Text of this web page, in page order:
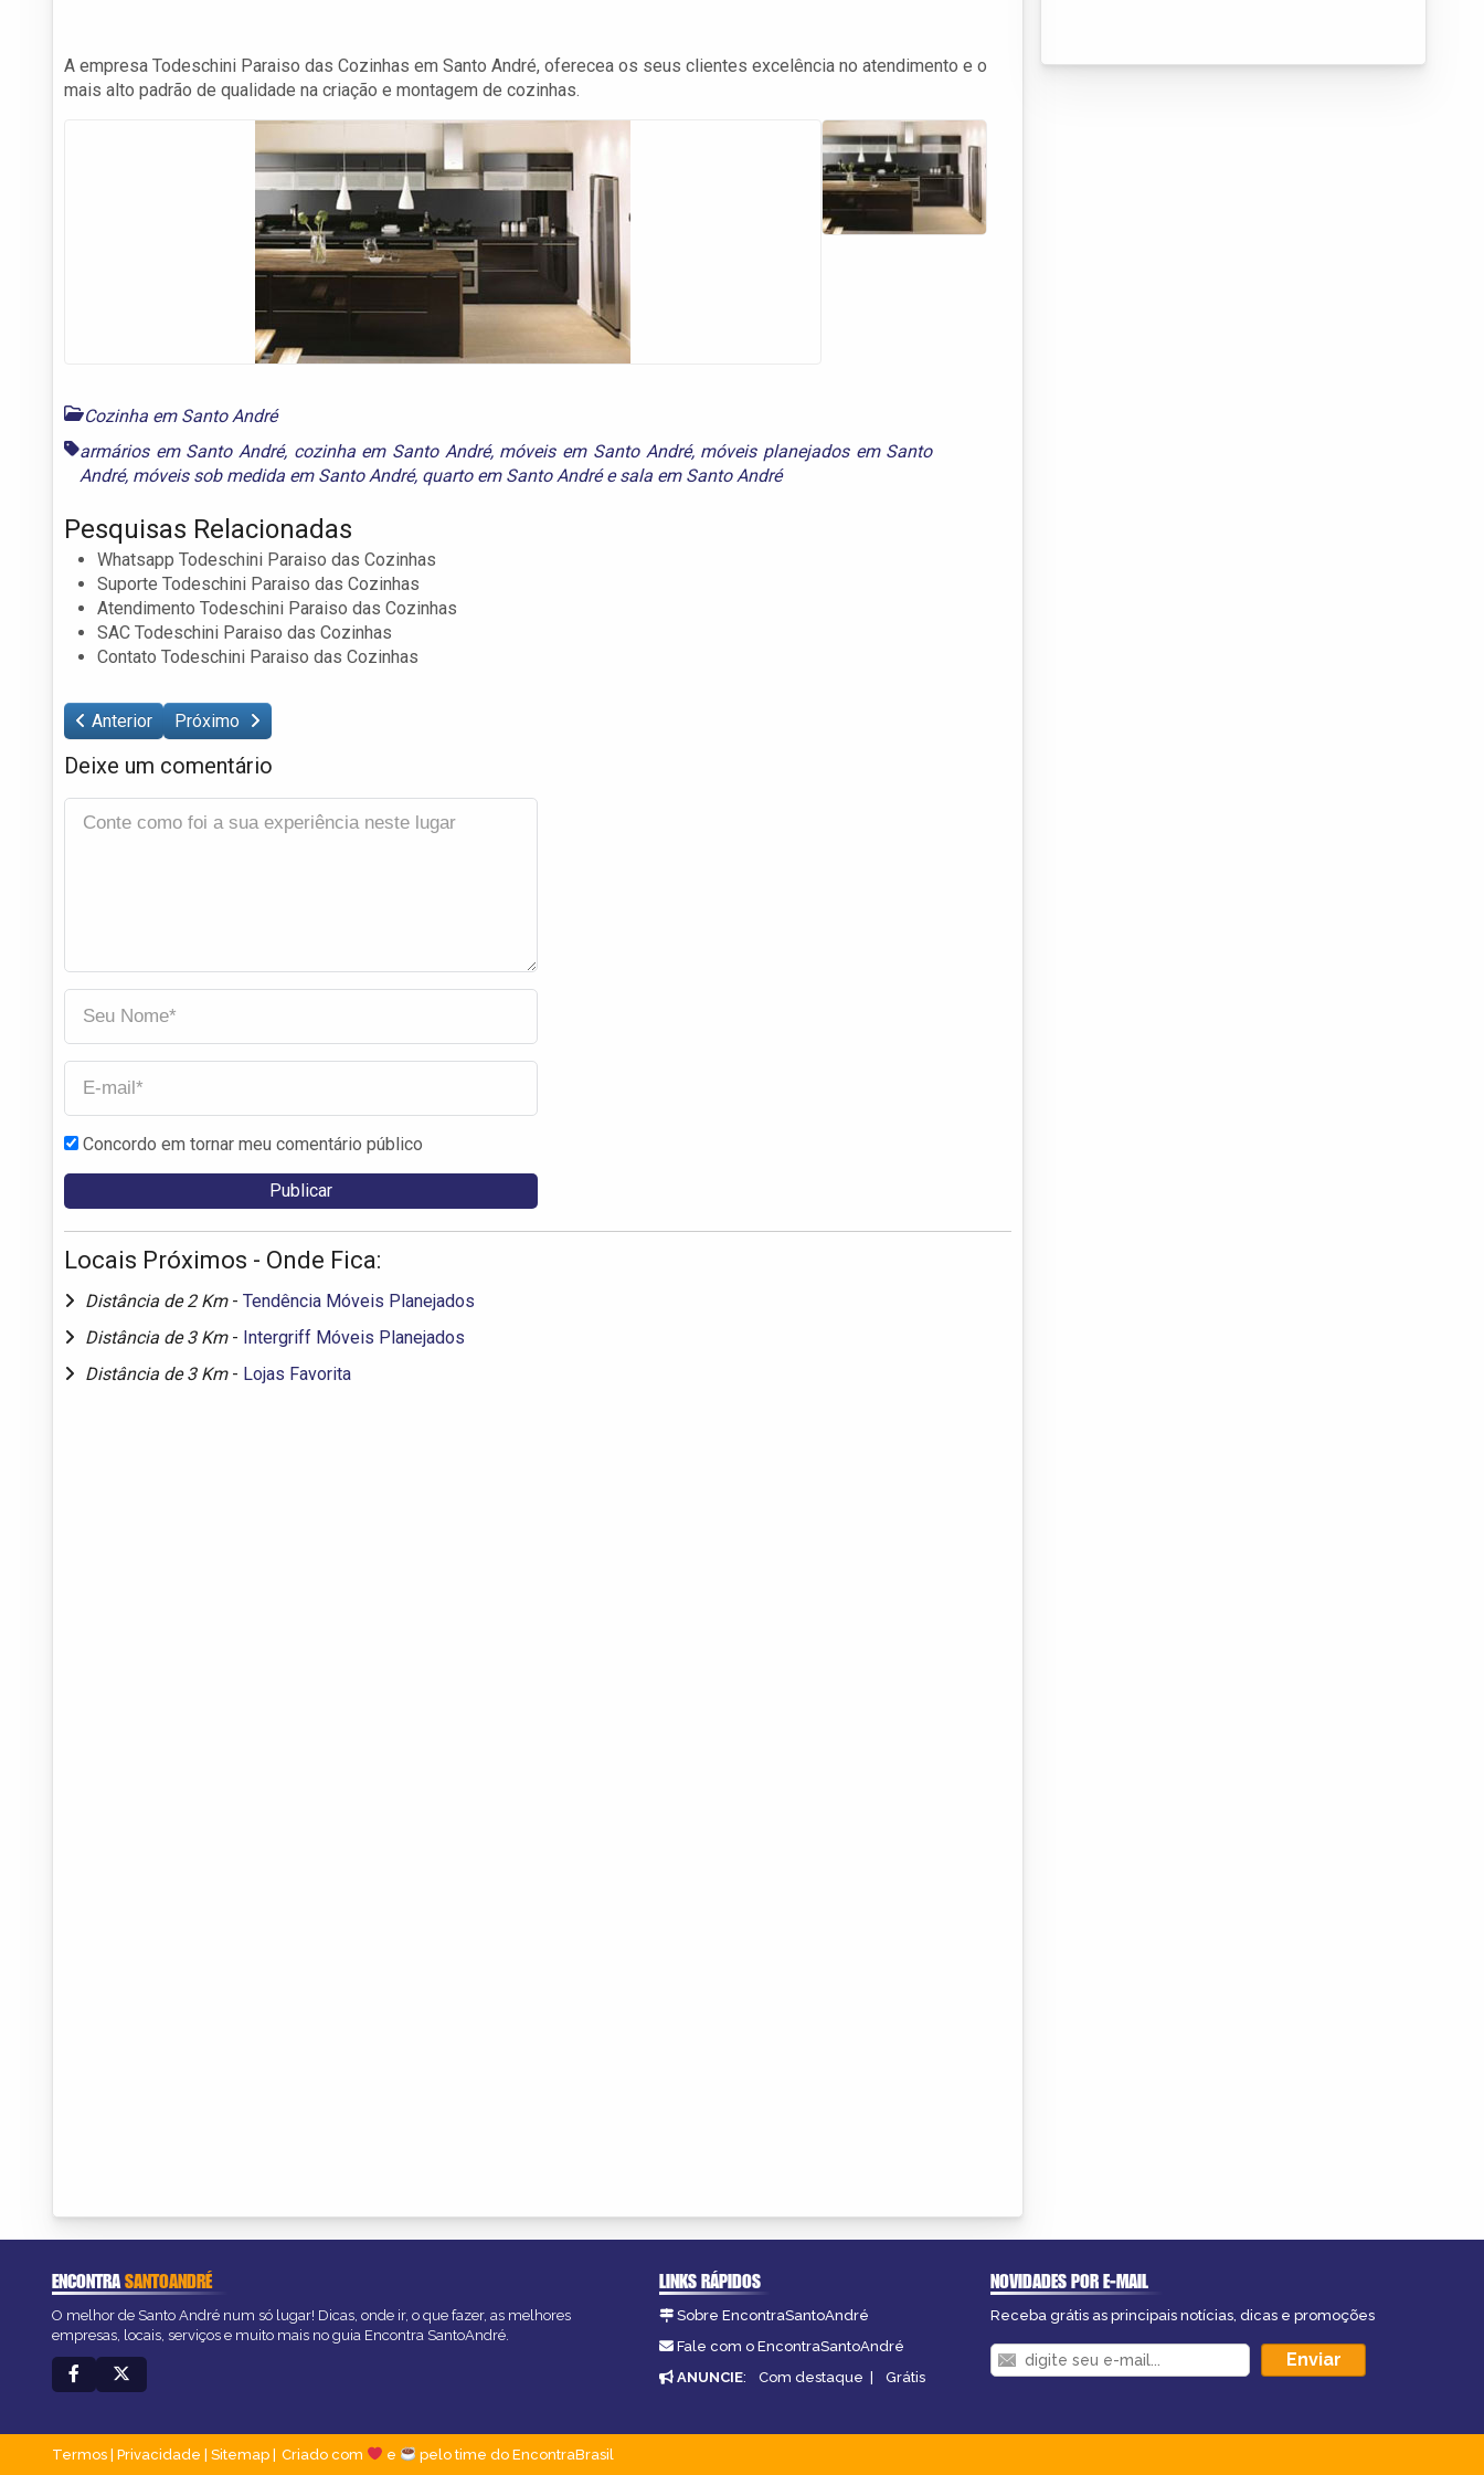
A empresa Todeschini Paraiso das Cozinhas em Santo André, oferecea os seus clientes excelência no atendimento e o
mais alto padrão de qualidade na criação e montagem de cozinhas.
Cozinha em Santo André
armários em Santo André, cozinha em Santo André, móveis em Santo André, móveis planejados em Santo
André, móveis sob medida em Santo André, quarto em Santo Andréesala em Santo André
Pesquisas Relacionadas
Whatsapp Todeschini Paraiso das Cozinhas
Suporte Todeschini Paraiso das Cozinhas
Atendimento Todeschini Paraiso das Cozinhas
SAC Todeschini Paraiso das Cozinhas
Contato Todeschini Paraiso das Cozinhas
Anterior Próximo
Deixe um comentário
Concordo em tornar meu comentário público
Locais Próximos - Onde Fica:
Distância de 2 Km - Tendência Móveis Planejados
Distância de 3 Km - Intergriff Móveis Planejados
Distância de 3 Km - Lojas Favorita
ENCONTRASANTOANDRÉ
O melhor de Santo André num só lugar! Dicas, onde ir, o que fazer, as melhores
empresas, locais, serviços e muito mais no guia Encontra SantoAndré.
LINKS RÁPIDOS
Sobre EncontraSantoAndré
Fale com o EncontraSantoAndré
ANUNCIE: Com destaque | Grátis
NOVIDADES POR E-MAIL
Receba grátis as principais notícias, dicas e promoções
Termos Privacidade Sitemap Criado com e pelo time do EncontraBrasil